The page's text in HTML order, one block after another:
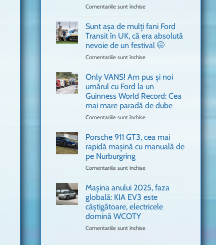
Comentariile sunt închise
a
adus
în
București
Ferrari
Formula
1
Sunt așa de mulți fani Ford
Transit în UK, că era absolută
nevoie de un festival 🤭
Comentariile sunt închise
de
mulți
fani
Ford
că
era
un
festival
🤭
Only VANS! Am pus și noi
umărul cu Ford la un
Guinness World Record: Cea
mai mare paradă de dube
Comentariile sunt închise
Am
pus
cu
Ford
la
un
Porsche 911 GT3, cea mai
rapidă mașină cu manuală de
pe Nurburgring
Comentariile sunt închise
911
GT3,
cea
mai
Mașina anului 2025, faza
globală: KIA EV3 este
câștigătoare, electricele
domină WCOTY
Comentariile sunt închise